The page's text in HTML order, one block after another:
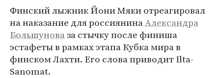
Финский лыжник Йони Мяки отреагировал
на наказание для россиянинаАлександра
Большуноваза стычку после финиша
эстафеты в рамках этапа Кубка мира в
финском Лахти. Его слова приводит Ilta-
Sanomat.